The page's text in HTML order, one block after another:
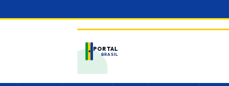
PORTAL
BRASIL